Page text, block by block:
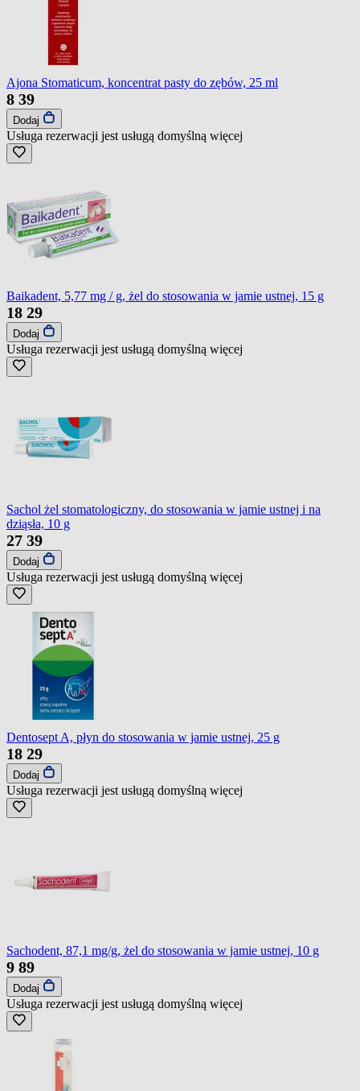
Ajona Stomaticum, koncentrat pasty do zębów, 25 ml
8 39
Dodaj
Usługa rezerwacji jest usługą domyślną więcej
Baikadent, 5,77 mg / g, żel do stosowania w jamie ustnej, 15 g
18 29
Dodaj
Usługa rezerwacji jest usługą domyślną więcej
Sachol żel stomatologiczny, do stosowania w jamie ustnej i na
dziąsła, 10 g
27 39
Dodaj
Usługa rezerwacji jest usługą domyślną więcej
Dentosept A, płyn do stosowania w jamie ustnej, 25 g
18 29
Dodaj
Usługa rezerwacji jest usługą domyślną więcej
Sachodent, 87,1 mg/g, żel do stosowania w jamie ustnej, 10 g
9 89
Dodaj
Usługa rezerwacji jest usługą domyślną więcej